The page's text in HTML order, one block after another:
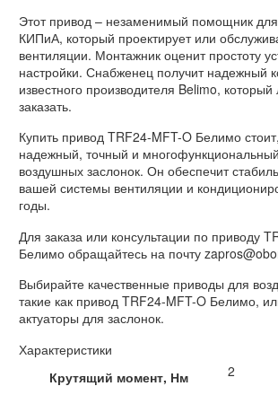
Этот привод – незаменимый помощник
КИПиА, который проектирует или
вентиляции. Монтажник оценит простоту
настройки. Снабженец получит надежный
известного производителя Belimo, который
заказать.
Купить привод TRF24-MFT-O Белимо
надежный, точный и
воздушных заслонок. Он обеспечит
вашей системы вентиляции и
годы.
Для заказа или консультации по приводу
Белимо обращайтесь на почту
Выбирайте качественные приводы для
такие как привод TRF24-MFT-O Белимо,
актуаторы для заслонок.
Характеристики
Крутящий момент, Нм
2